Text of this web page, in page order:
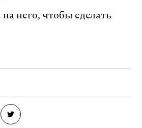
него, чтобы сделать